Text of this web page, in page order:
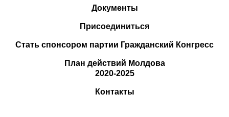
Документы
Присоединиться
Стать спонсором партии Гражданский Конгресс
План действий Молдова
2020-2025
Контакты